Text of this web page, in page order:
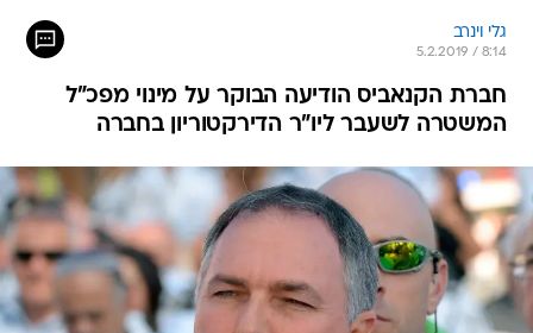
גלי וינרב
5.2.2019 / 8:14
חברת הקנאביס הודיעה הבוקר על מינוי מפכ"ל
המשטרה לשעבר ליו"ר הדירקטוריון בחברה